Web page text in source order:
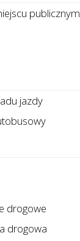
publicznym
jazdy
drogowe
drogowa